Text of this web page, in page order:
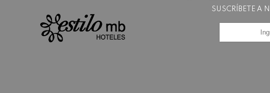
SUSCRÍBETE A